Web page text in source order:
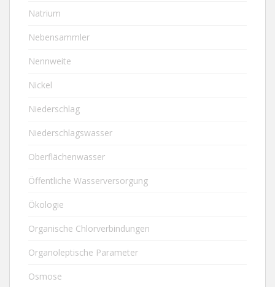
Natrium
Nebensammler
Nennweite
Nickel
Niederschlag
Niederschlagswasser
Oberflächenwasser
Öffentliche Wasserversorgung
Ökologie
Organische Chlorverbindungen
Organoleptische Parameter
Osmose